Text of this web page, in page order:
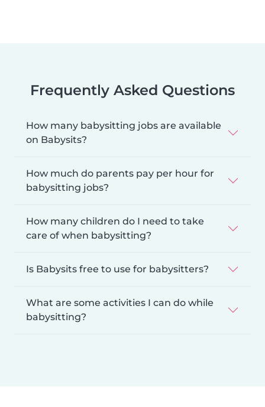
Frequently Asked Questions
How many babysitting jobs are available
on Babysits?
How much do parents pay per hour for
babysitting jobs?
How many children do I need to take
care of when babysitting?
Is Babysits free to use for babysitters?
What are some activities I can do while
babysitting?